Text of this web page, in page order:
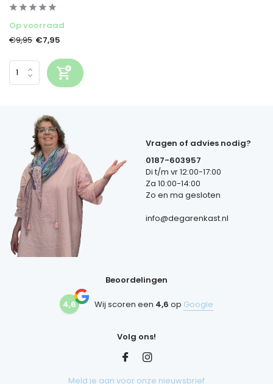
Op voorraad
€9,95 €7,95
Vragen of advies nodig?
0187-603957
Di t/m vr 12:00-17:00
Za 10:00-14:00
Zo en ma gesloten
info@degarenkast.nl
Beoordelingen
4,6 Wij scoren een 4,6 op Google
Volg ons!
Meld je aan voor onze nieuwsbrief